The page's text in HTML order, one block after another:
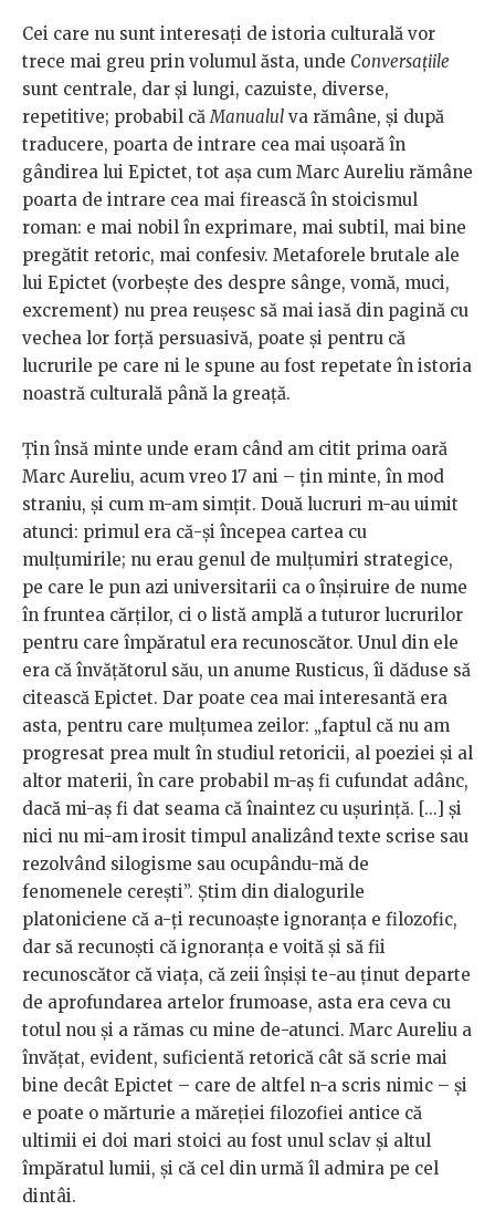
Cei care nu sunt interesați de istoria culturală vor
trece mai greu prin volumul ăsta, unde Conversațiile
sunt centrale, dar și lungi, cazuiste, diverse,
repetitive; probabil că Manualul va rămâne, și după
traducere, poarta de intrare cea mai ușoară în
gândirea lui Epictet, tot așa cum Marc Aureliu rămâne
poarta de intrare cea mai firească în stoicismul
roman: e mai nobil în exprimare, mai subtil, mai bine
pregătit retoric, mai confesiv. Metaforele brutale ale
lui Epictet (vorbește des despre sânge, vomă, muci,
excrement) nu prea reușesc să mai iasă din pagină cu
vechea lor forță persuasivă, poate și pentru că
lucrurile pe care ni le spune au fost repetate în istoria
noastră culturală până la greață.
Țin însă minte unde eram când am citit prima oară
Marc Aureliu, acum vreo 17 ani – țin minte, în mod
straniu, și cum m-am simțit. Două lucruri m-au uimit
atunci: primul era că-și începea cartea cu
mulțumirile; nu erau genul de mulțumiri strategice,
pe care le pun azi universitarii ca o înșiruire de nume
în fruntea cărților, ci o listă amplă a tuturor lucrurilor
pentru care împăratul era recunoscător. Unul din ele
era că învățătorul său, un anume Rusticus, îi dăduse să
citească Epictet. Dar poate cea mai interesantă era
asta, pentru care mulțumea zeilor: „faptul că nu am
progresat prea mult în studiul retoricii, al poeziei și al
altor materii, în care probabil m-aș fi cufundat adânc,
dacă mi-aș fi dat seama că înaintez cu ușurință. [...] și
nici nu mi-am irosit timpul analizând texte scrise sau
rezolvând silogisme sau ocupându-mă de
fenomenele cerești”. Știm din dialogurile
platoniciene că a-ți recunoaște ignoranța e filozofic,
dar să recunoști că ignoranța e voită și să fii
recunoscător că viața, că zeii înșiși te-au ținut departe
de aprofundarea artelor frumoase, asta era ceva cu
totul nou și a rămas cu mine de-atunci. Marc Aureliu a
învățat, evident, suficientă retorică cât să scrie mai
bine decât Epictet – care de altfel n-a scris nimic – și
e poate o mărturie a măreției filozofiei antice că
ultimii ei doi mari stoici au fost unul sclav și altul
împăratul lumii, și că cel din urmă îl admira pe cel
dintâi.